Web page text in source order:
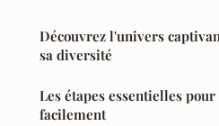
Découvrez l'univers
sa diversité
Les étapes essentielles
facilement